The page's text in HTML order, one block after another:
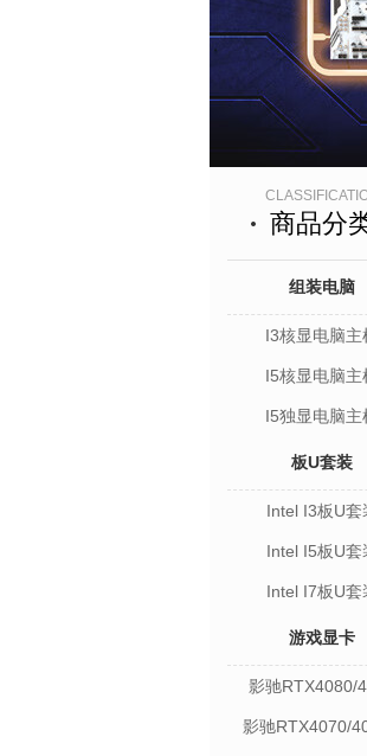
商品分
组装电脑
I3核显电脑主
I5核显电脑主
I5独显电脑主
板U套装
Intel I3板U套
Intel I5板U套
Intel I7板U套
游戏显卡
影驰RTX4080/
影驰RTX4070/